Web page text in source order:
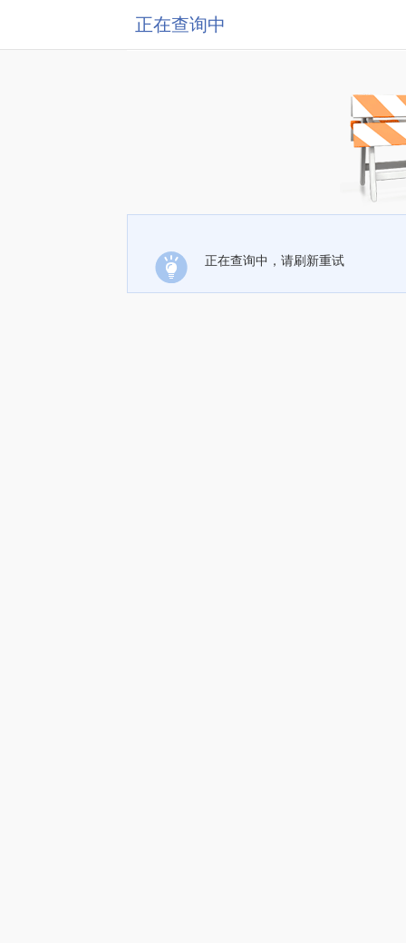
正在查询中
正在查询中，请刷新重试